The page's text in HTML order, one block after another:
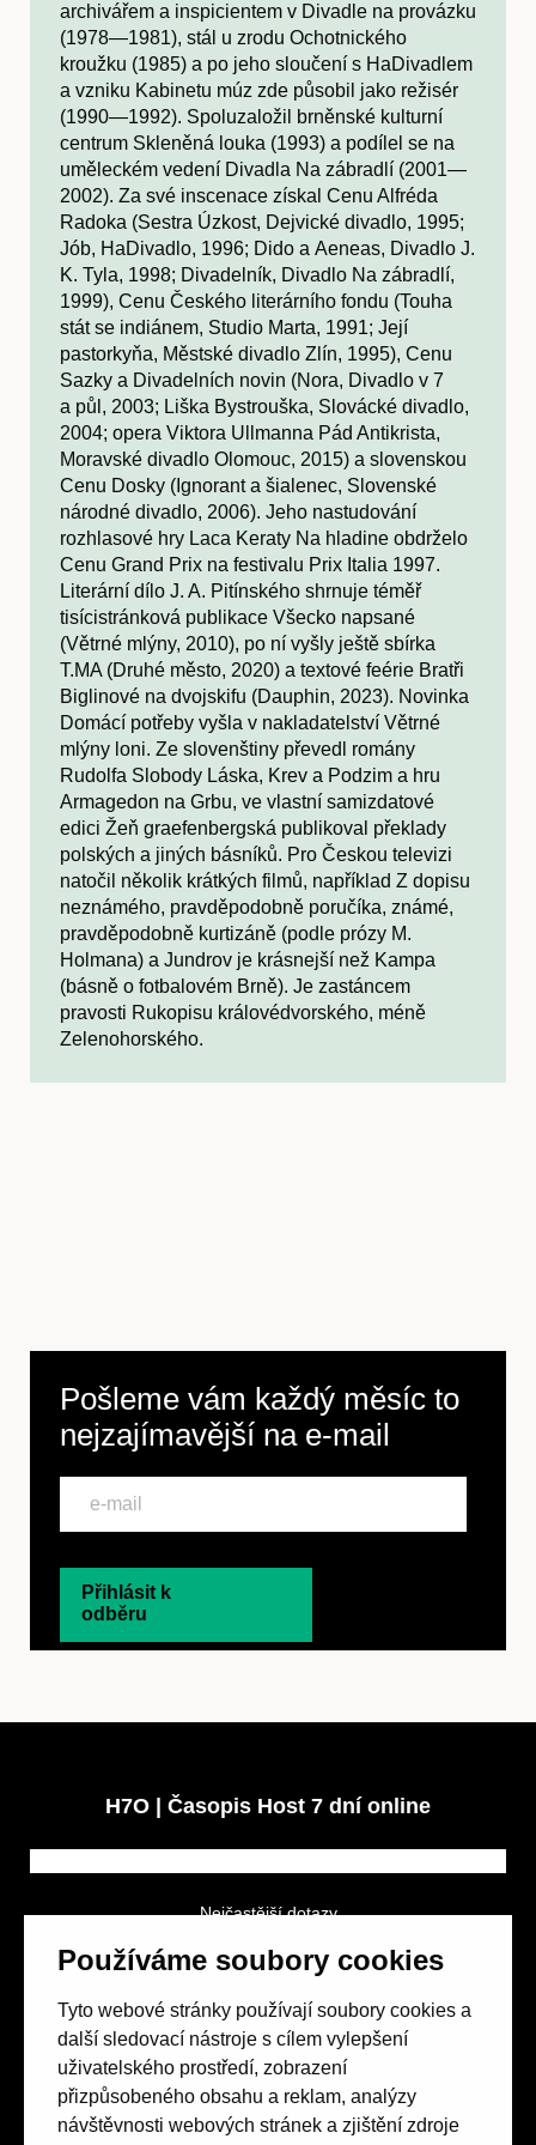
Používáme soubory cookies
Tyto webové stránky používají soubory cookies a
další sledovací nástroje s cílem vylepšení
uživatelského prostředí, zobrazení
přizpůsobeného obsahu a reklam, analýzy
návštěvnosti webových stránek a zjištění zdroje
archivářem a inspicientem v Divadle na provázku
(1978—1981), stál u zrodu Ochotnického
kroužku (1985) a po jeho sloučení s HaDivadlem
a vzniku Kabinetu múz zde působil jako režisér
(1990—1992). Spoluzaložil brněnské kulturní
centrum Skleněná louka (1993) a podílel se na
uměleckém vedení Divadla Na zábradlí (2001—
2002). Za své inscenace získal Cenu Alfréda
Radoka (Sestra Úzkost, Dejvické divadlo, 1995;
Jób, HaDivadlo, 1996; Dido a Aeneas, Divadlo J.
K. Tyla, 1998; Divadelník, Divadlo Na zábradlí,
1999), Cenu Českého literárního fondu (Touha
stát se indiánem, Studio Marta, 1991; Její
pastorkyňa, Městské divadlo Zlín, 1995), Cenu
Sazky a Divadelních novin (Nora, Divadlo v 7
a půl, 2003; Liška Bystrouška, Slovácké divadlo,
2004; opera Viktora Ullmanna Pád Antikrista,
Moravské divadlo Olomouc, 2015) a slovenskou
Cenu Dosky (Ignorant a šialenec, Slovenské
národné divadlo, 2006). Jeho nastudování
rozhlasové hry Laca Keraty Na hladine obdrželo
Cenu Grand Prix na festivalu Prix Italia 1997.
Literární dílo J. A. Pitínského shrnuje téměř
tisícistránková publikace Všecko napsané
(Větrné mlýny, 2010), po ní vyšly ještě sbírka
T.MA (Druhé město, 2020) a textové feérie Bratři
Biglinové na dvojskifu (Dauphin, 2023). Novinka
Domácí potřeby vyšla v nakladatelství Větrné
mlýny loni. Ze slovenštiny převedl romány
Rudolfa Slobody Láska, Krev a Podzim a hru
Armagedon na Grbu, ve vlastní samizdatové
edici Žeň graefenbergská publikoval překlady
polských a jiných básníků. Pro Českou televizi
natočil několik krátkých filmů, například Z dopisu
neznámého, pravděpodobně poručíka, známé,
pravděpodobně kurtizáně (podle prózy M.
Holmana) a Jundrov je krásnejší než Kampa
(básně o fotbalovém Brně). Je zastáncem
pravosti Rukopisu královédvorského, méně
Zelenohorského.
Pošleme vám každý měsíc to
nejzajímavější na e-mail
Přihlásit k
odběru
H7O | Časopis Host 7 dní online
Nejčastější dotazy
Obchodní podmínky